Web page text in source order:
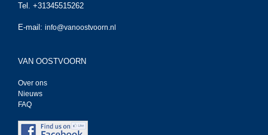
Tel. +31345515262
E-mail: info@vanoostvoorn.nl
VAN OOSTVOORN
Over ons
Nieuws
FAQ